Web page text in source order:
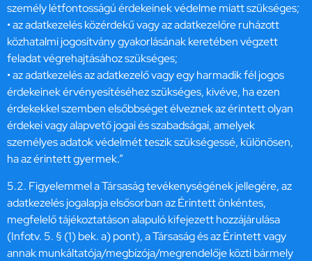
személy létfontosságú érdekeinek védelme miatt szükséges;
• az adatkezelés közérdekű vagy az adatkezelőre ruházott
közhatalmi jogosítvány gyakorlásának keretében végzett
feladat végrehajtásához szükséges;
• az adatkezelés az adatkezelő vagy egy harmadik fél jogos
érdekeinek érvényesítéséhez szükséges, kivéve, ha ezen
érdekekkel szemben elsőbbséget élveznek az érintett olyan
érdekei vagy alapvető jogai és szabadságai, amelyek
személyes adatok védelmét teszik szükségessé, különösen,
ha az érintett gyermek.”
5.2. Figyelemmel a Társaság tevékenységének jellegére, az
adatkezelés jogalapja elsősorban az Érintett önkéntes,
megfelelő tájékoztatáson alapuló kifejezett hozzájárulása
(Infotv. 5. § (1) bek. a) pont), a Társaság és az Érintett vagy
annak munkáltatója/megbízója/megrendelője közti bármely